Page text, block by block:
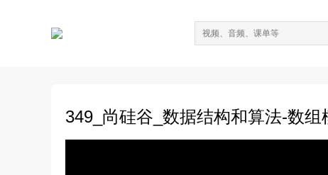
349_尚硅谷_数据结构和算法-数组